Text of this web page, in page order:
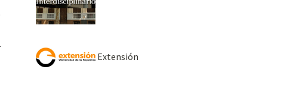
Extensión